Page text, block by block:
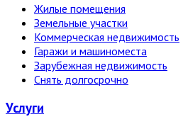
Жилые помещения
Земельные участки
Коммерческая недвижимость
Гаражи и машиноместа
Зарубежная недвижимость
Снять долгосрочно
Услуги